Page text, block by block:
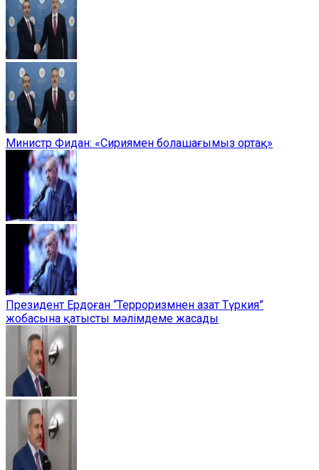
Министр Фидан: «Сириямен болашағымыз ортақ»
Президент Ердоған “Терроризмнен азат Түркия”
жобасына қатысты мәлімдеме жасады